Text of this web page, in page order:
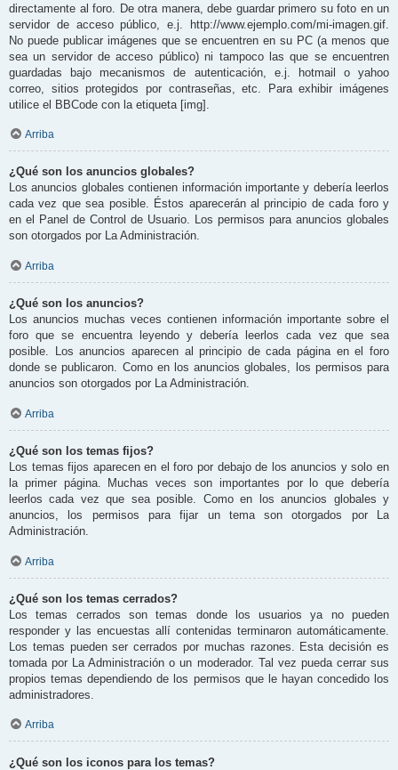
directamente al foro. De otra manera, debe guardar primero su foto en un
servidor de acceso público, e.j. http://www.ejemplo.com/mi-imagen.gif.
No puede publicar imágenes que se encuentren en su PC (a menos que
sea un servidor de acceso público) ni tampoco las que se encuentren
guardadas bajo mecanismos de autenticación, e.j. hotmail o yahoo
correo, sitios protegidos por contraseñas, etc. Para exhibir imágenes
utilice el BBCode con la etiqueta [img].
Arriba
¿Qué son los anuncios globales?
Los anuncios globales contienen información importante y debería leerlos
cada vez que sea posible. Éstos aparecerán al principio de cada foro y
en el Panel de Control de Usuario. Los permisos para anuncios globales
son otorgados por La Administración.
Arriba
¿Qué son los anuncios?
Los anuncios muchas veces contienen información importante sobre el
foro que se encuentra leyendo y debería leerlos cada vez que sea
posible. Los anuncios aparecen al principio de cada página en el foro
donde se publicaron. Como en los anuncios globales, los permisos para
anuncios son otorgados por La Administración.
Arriba
¿Qué son los temas fijos?
Los temas fijos aparecen en el foro por debajo de los anuncios y solo en
la primer página. Muchas veces son importantes por lo que debería
leerlos cada vez que sea posible. Como en los anuncios globales y
anuncios, los permisos para fijar un tema son otorgados por La
Administración.
Arriba
¿Qué son los temas cerrados?
Los temas cerrados son temas donde los usuarios ya no pueden
responder y las encuestas allí contenidas terminaron automáticamente.
Los temas pueden ser cerrados por muchas razones. Esta decisión es
tomada por La Administración o un moderador. Tal vez pueda cerrar sus
propios temas dependiendo de los permisos que le hayan concedido los
administradores.
Arriba
¿Qué son los iconos para los temas?